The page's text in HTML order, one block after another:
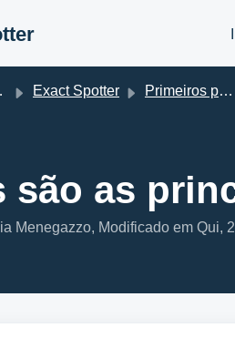
Exact Spotter Primeiros passos
são as
Menegazzo, Modificado em Qui,